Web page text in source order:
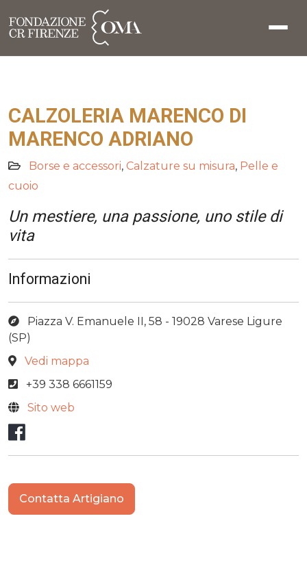
CALZOLERIA MARENCO DI
MARENCO ADRIANO
Borse e accessori, Calzature su misura, Pelle e
cuoio
Un mestiere, una passione, uno stile di
vita
Informazioni
Piazza V. Emanuele II, 58 - 19028 Varese Ligure
(SP)
Vedi mappa
+39 338 6661159
Sito web
Facebook
Contatta Artigiano